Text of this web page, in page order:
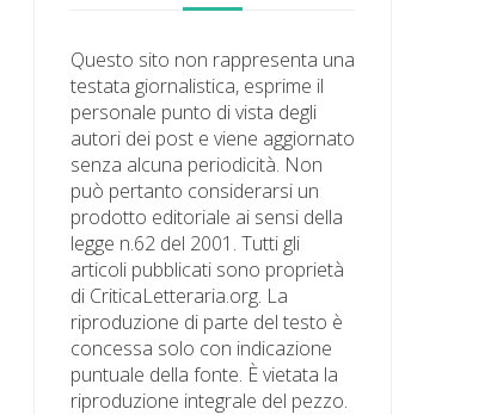
Questo sito non rappresenta una
testata giornalistica, esprime il
personale punto di vista degli
autori dei post e viene aggiornato
senza alcuna periodicità. Non
può pertanto considerarsi un
prodotto editoriale ai sensi della
legge n.62 del 2001. Tutti gli
articoli pubblicati sono proprietà
di CriticaLetteraria.org. La
riproduzione di parte del testo è
concessa solo con indicazione
puntuale della fonte. È vietata la
riproduzione integrale del pezzo.